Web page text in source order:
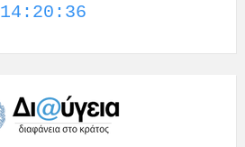
14:20:36